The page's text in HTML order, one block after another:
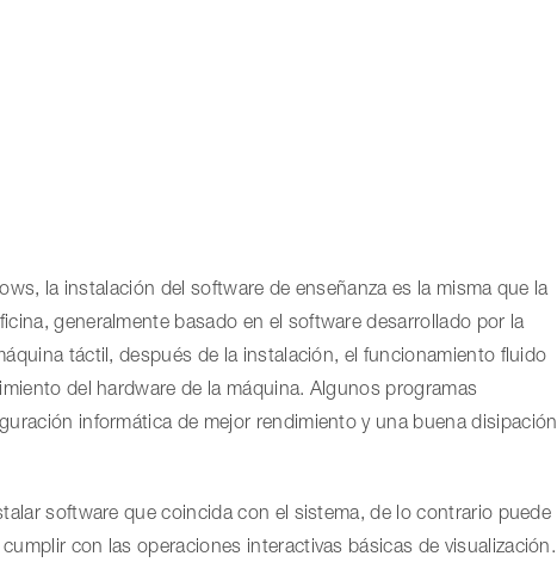
la instalación del software de enseñanza es la misma que la
generalmente basado en el software desarrollado por la
táctil, después de la instalación, el funcionamiento fluido
del hardware de la máquina. Algunos programas
informática de mejor rendimiento y una buena disipación
software que coincida con el sistema, de lo contrario puede
con las operaciones interactivas básicas de visualización.